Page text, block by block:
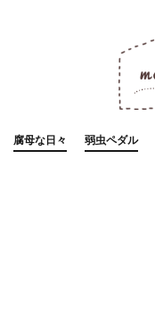
腐母な日々 弱虫ペダル